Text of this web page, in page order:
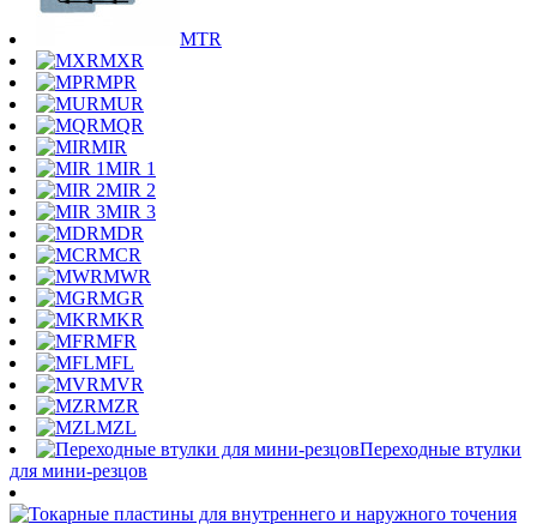
MTR
MXR
MPR
MUR
MQR
MIR
MIR 1
MIR 2
MIR 3
MDR
MCR
MWR
MGR
MKR
MFR
MFL
MVR
MZR
MZL
Переходные втулки
для мини-резцов